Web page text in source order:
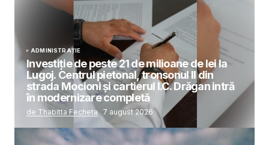
ADMINISTRAȚIE
Investiție de peste 21 de milioane de lei la
Lugoj. Centrul pietonal, tronsonul II din
strada Mocioni și cartierul I.C. Drăgan intră
în modernizare completă
de Thabitta Fecheta 7 august 2026